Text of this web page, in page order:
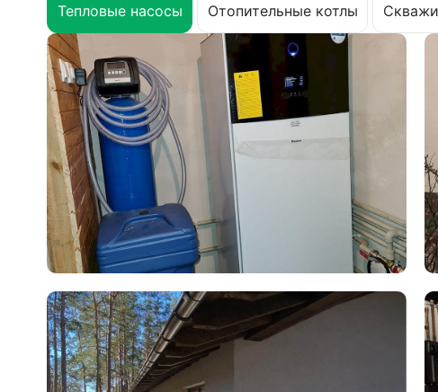
Тепловые насосы Отопительные котлы